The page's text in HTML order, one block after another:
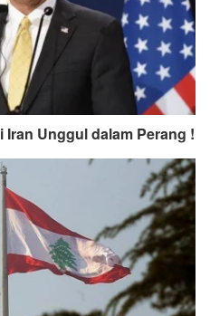
Unggul dalam Perang !